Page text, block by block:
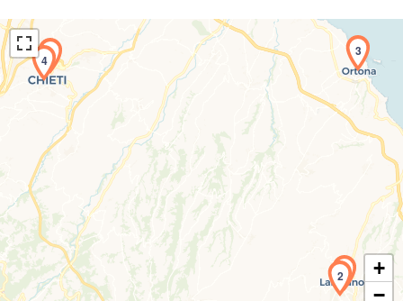
Caricamento della carta in corso...
1
2
3
45
+
−